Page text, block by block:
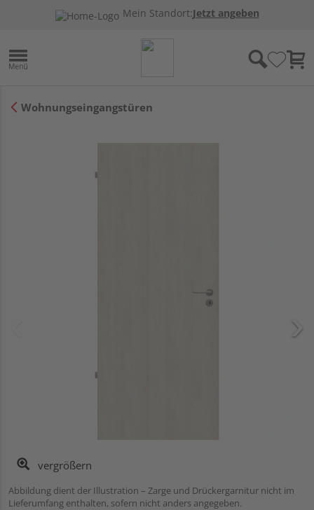
Mein Standort:Jetzt angeben
Wohnungseingangstüren
vergrößern
Abbildung dient der Illustration – Zarge und Drückergarnitur nicht im
Lieferumfang enthalten, sofern nicht anders angegeben.